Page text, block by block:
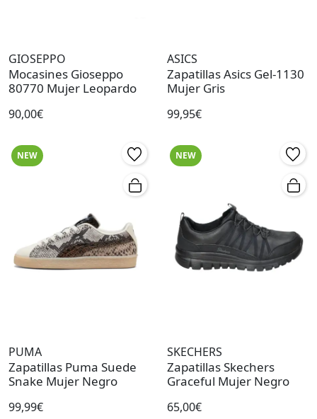
GIOSEPPO
Mocasines Gioseppo
80770 Mujer Leopardo
90,00€
ASICS
Zapatillas Asics Gel-1130
Mujer Gris
99,95€
NEW
PUMA
Zapatillas Puma Suede
Snake Mujer Negro
99,99€
NEW
SKECHERS
Zapatillas Skechers
Graceful Mujer Negro
65,00€